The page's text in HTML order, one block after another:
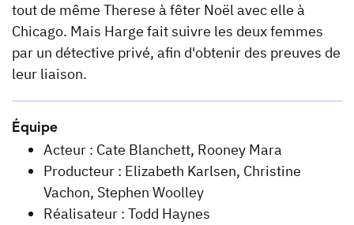
tout de même Therese à fêter Noël avec elle à
Chicago. Mais Harge fait suivre les deux femmes
par un détective privé, afin d'obtenir des preuves de
leur liaison.
Équipe
Acteur : Cate Blanchett, Rooney Mara
Producteur : Elizabeth Karlsen, Christine
Vachon, Stephen Woolley
Réalisateur : Todd Haynes